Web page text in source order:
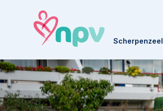
Scherpenzeel